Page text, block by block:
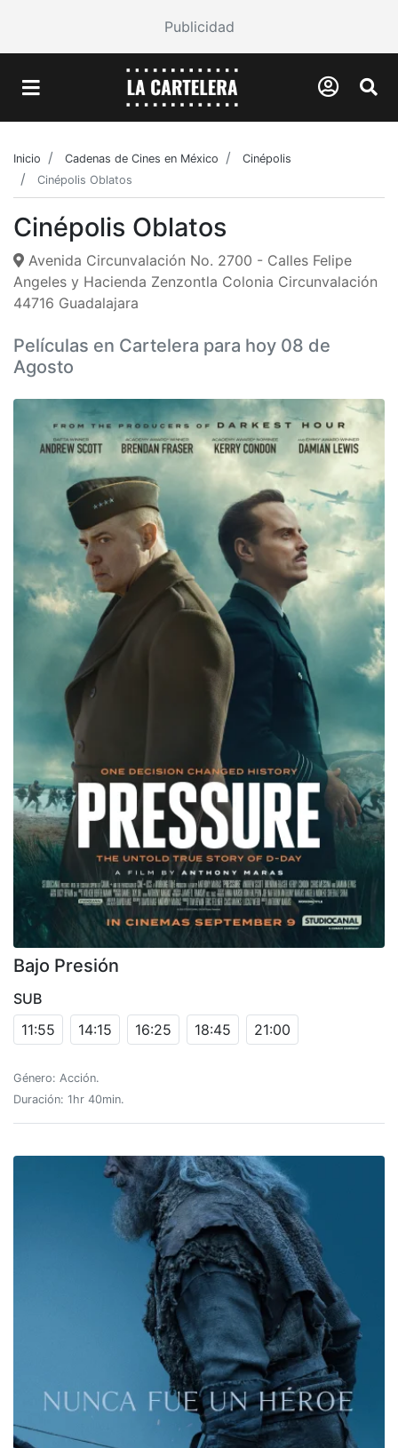
Publicidad
Inicio Cadenas de Cines en México
Cinépolis
Cinépolis Oblatos
Cinépolis Oblatos
Avenida Circunvalación No. 2700 - Calles Felipe
Angeles y Hacienda Zenzontla Colonia Circunvalación
44716 Guadalajara
Películas en Cartelera para hoy 08 de
Agosto
Bajo Presión
SUB
11:55
14:15 16:25 18:45 21:00
Género: Acción.
Duración: 1hr 40min.